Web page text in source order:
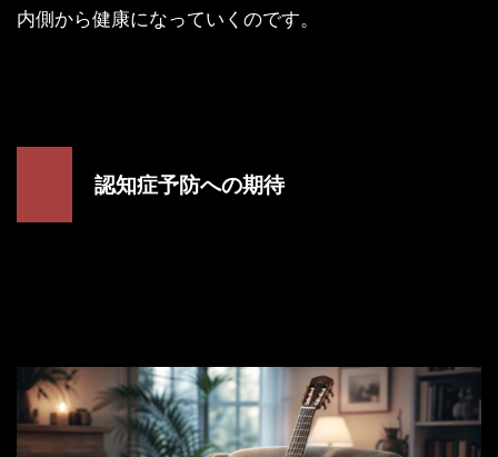
内側から健康になっていくのです。
認知症予防への期待